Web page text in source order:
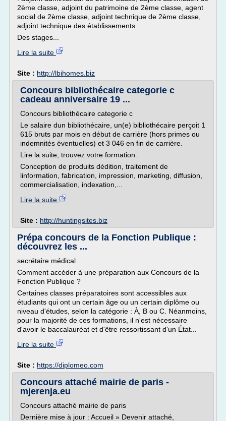
2ème classe, adjoint du patrimoine de 2ème classe, agent
social de 2ème classe, adjoint technique de 2ème classe,
adjoint technique des établissements.
Des stages...
Lire la suite
Site : http://lbihomes.biz
Concours bibliothécaire categorie c
cadeau anniversaire 19 ...
Concours bibliothécaire categorie c
Le salaire dun bibliothécaire, un(e) bibliothécaire perçoit 1
615 bruts par mois en début de carrière (hors primes ou
indemnités éventuelles) et 3 046 en fin de carrière.
Lire la suite, trouvez votre formation.
Conception de produits dédition, traitement de
linformation, fabrication, impression, marketing, diffusion,
commercialisation, indexation,...
Lire la suite
Site : http://huntingsites.biz
Prépa concours de la Fonction Publique :
découvrez les ...
secrétaire médical
Comment accéder à une préparation aux Concours de la
Fonction Publique ?
Certaines classes préparatoires sont accessibles aux
étudiants qui ont un certain âge ou un certain diplôme ou
niveau d'études, selon la catégorie : À, B ou C. Néanmoins,
pour la majorité de ces formations, il n'est nécessaire
d'avoir le baccalauréat et d'être ressortissant d'un État...
Lire la suite
Site : https://diplomeo.com
Concours attaché mairie de paris -
mjerenja.eu
Concours attaché mairie de paris
Dernière mise à jour : Accueil » Devenir attaché,